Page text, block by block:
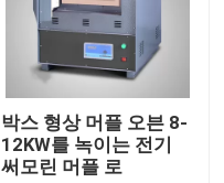
박스 형상 머플 오븐 8-
12KW를 녹이는 전기
써모린 머플 로